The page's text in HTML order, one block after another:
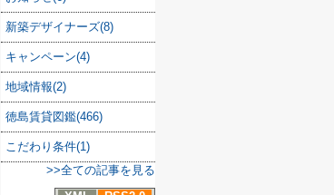
新築デザイナーズ(8)
キャンペーン(4)
地域情報(2)
徳島賃貸図鑑(466)
こだわり条件(1)
>>全ての記事を見る